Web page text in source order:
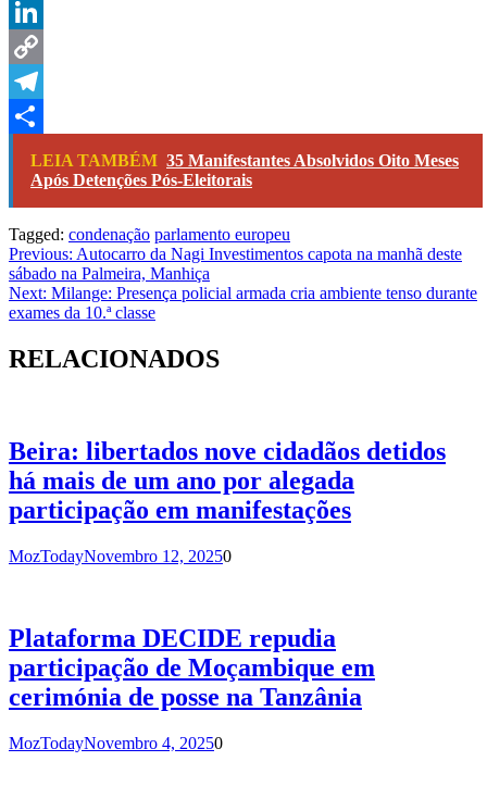
X
LinkedIn
Copy
Link
Telegram
Share
LEIA TAMBÉM 35 Manifestantes Absolvidos Oito Meses
Após Detenções Pós-Eleitorais
Tagged: condenação parlamento europeu
Navegação
de
artigos
Previous: Autocarro da Nagi Investimentos capota na manhã deste
sábado na Palmeira, Manhiça
Next: Milange: Presença policial armada cria ambiente tenso durante
exames da 10.ª classe
RELACIONADOS
Beira: libertados nove cidadãos detidos
há mais de um ano por alegada
participação em manifestações
MozTodayNovembro 12, 20250
Plataforma DECIDE repudia
participação de Moçambique em
cerimónia de posse na Tanzânia
MozTodayNovembro 4, 20250